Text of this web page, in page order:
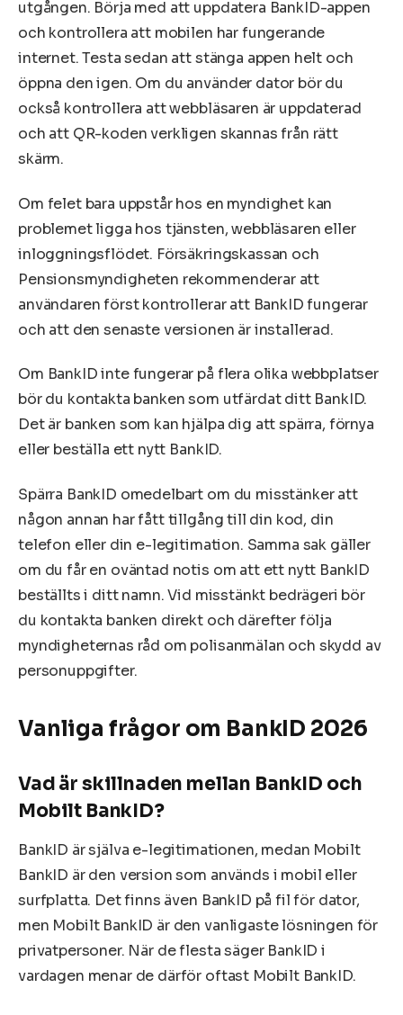
utgången. Börja med att uppdatera BankID-appen
och kontrollera att mobilen har fungerande
internet. Testa sedan att stänga appen helt och
öppna den igen. Om du använder dator bör du
också kontrollera att webbläsaren är uppdaterad
och att QR-koden verkligen skannas från rätt
skärm.
Om felet bara uppstår hos en myndighet kan
problemet ligga hos tjänsten, webbläsaren eller
inloggningsflödet. Försäkringskassan och
Pensionsmyndigheten rekommenderar att
användaren först kontrollerar att BankID fungerar
och att den senaste versionen är installerad.
Om BankID inte fungerar på flera olika webbplatser
bör du kontakta banken som utfärdat ditt BankID.
Det är banken som kan hjälpa dig att spärra, förnya
eller beställa ett nytt BankID.
Spärra BankID omedelbart om du misstänker att
någon annan har fått tillgång till din kod, din
telefon eller din e-legitimation. Samma sak gäller
om du får en oväntad notis om att ett nytt BankID
beställts i ditt namn. Vid misstänkt bedrägeri bör
du kontakta banken direkt och därefter följa
myndigheternas råd om polisanmälan och skydd av
personuppgifter.
Vanliga frågor om BankID 2026
Vad är skillnaden mellan BankID och
Mobilt BankID?
BankID är själva e-legitimationen, medan Mobilt
BankID är den version som används i mobil eller
surfplatta. Det finns även BankID på fil för dator,
men Mobilt BankID är den vanligaste lösningen för
privatpersoner. När de flesta säger BankID i
vardagen menar de därför oftast Mobilt BankID.